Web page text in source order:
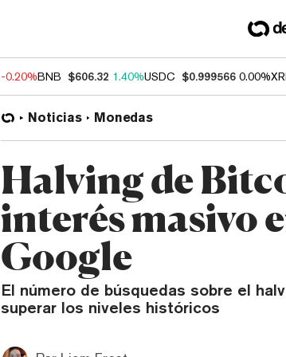
-0.20%BNB $606.32 1.40%USDC $0.999566 0.00%
Noticias Monedas
Halving de
interés masivo
Google
El número de búsquedas sobre el
superar los niveles históricos